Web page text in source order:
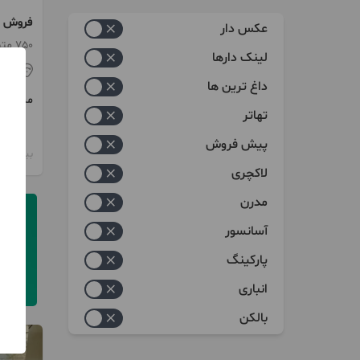
عکس دار
لینک دارها
داغ ترین ها
تهاتر
پیش فروش
لاکچری
مدرن
آسانسور
پارکینگ
انباری
بالکن
امپر
750 متر / سرایداری
مبلغ
بیش از 12 ماه پیش